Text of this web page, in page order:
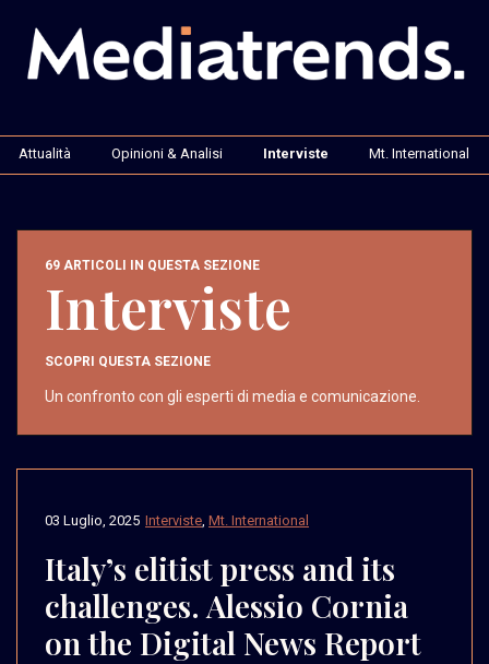
Attualità Opinioni & Analisi Interviste Mt. International
69 ARTICOLI IN QUESTA SEZIONE
Interviste
SCOPRI QUESTA SEZIONE
Un confronto con gli esperti di media e comunicazione.
Interviste Mt. International
03 Luglio, 2025
Italy’s elitist press and its
challenges. Alessio Cornia
on the Digital News Report